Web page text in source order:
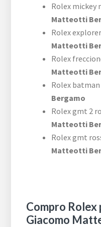
Rolex mickey
Matteotti
Rolex explorer
Matteotti
Rolex
Matteotti
Rolex batman
Bergamo
Rolex gmt 2
Matteotti
Rolex gmt
Matteotti
Compro Rolex
Giacomo